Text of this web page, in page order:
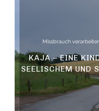
Missbrauch
KAJA – EINE
SEELISCHEM UND